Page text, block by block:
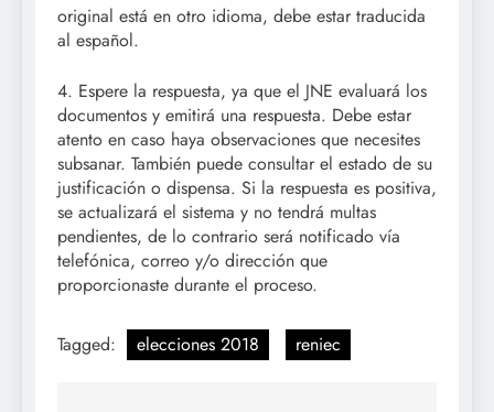
original está en otro idioma, debe estar traducida
al español.
4. Espere la respuesta, ya que el JNE evaluará los
documentos y emitirá una respuesta. Debe estar
atento en caso haya observaciones que necesites
subsanar. También puede consultar el estado de su
justificación o dispensa. Si la respuesta es positiva,
se actualizará el sistema y no tendrá multas
pendientes, de lo contrario será notificado vía
telefónica, correo y/o dirección que
proporcionaste durante el proceso.
Tagged: elecciones 2018 reniec